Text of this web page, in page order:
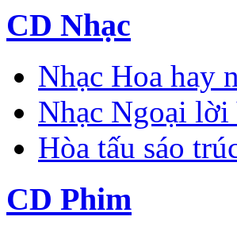
CD Nhạc
Nhạc Hoa hay
Nhạc Ngoại lời
Hòa tấu sáo
CD Phim